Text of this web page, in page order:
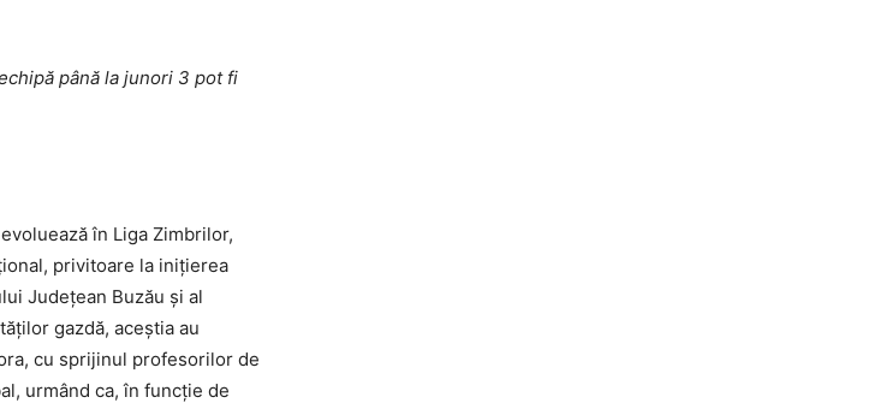
până la junori 3 pot fi
în Liga Zimbrilor,
privitoare la iniţierea
Judeţean Buzău şi al
gazdă, aceştia au
cu sprijinul profesorilor de
urmând ca, în funcţie de